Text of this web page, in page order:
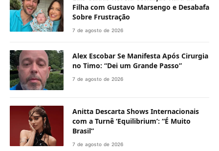
Filha com Gustavo Marsengo e Desabafa
Sobre Frustração
7 de agosto de 2026
Alex Escobar Se Manifesta Após Cirurgia
no Timo: “Dei um Grande Passo”
7 de agosto de 2026
Anitta Descarta Shows Internacionais
com a Turnê ‘Equilibrium’: “É Muito
Brasil”
7 de agosto de 2026